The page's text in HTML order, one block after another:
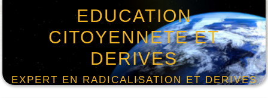
EDUCATION
CITOYENNETE ET
DERIVES
EXPERT EN RADICALISATION ET DERIVES